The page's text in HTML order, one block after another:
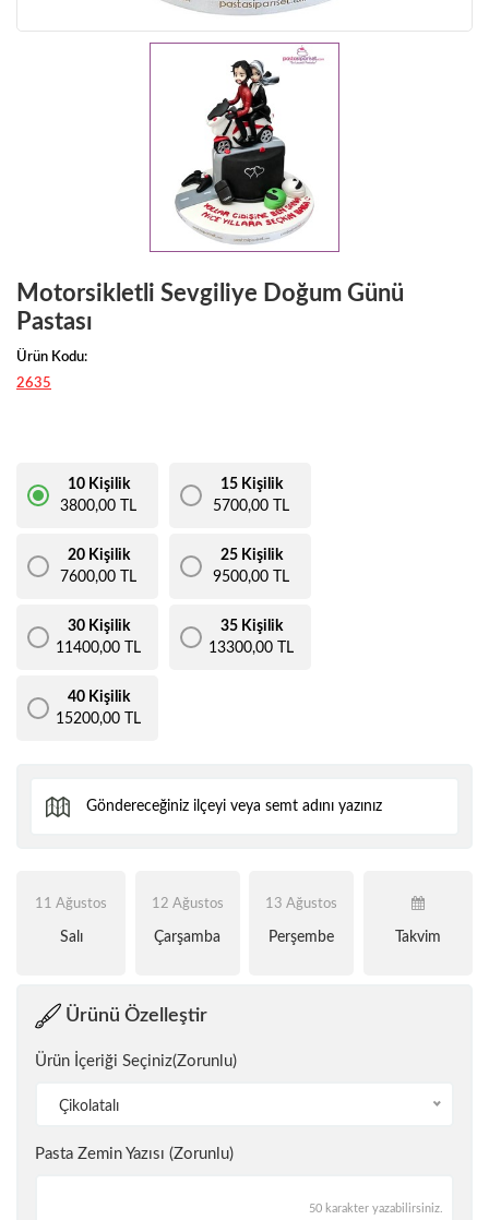
Motorsikletli Sevgiliye Doğum Günü
Pastası
Ürün Kodu:
2635
10 Kişilik
3800,00 TL
15 Kişilik
5700,00 TL
20 Kişilik
7600,00 TL
25 Kişilik
9500,00 TL
30 Kişilik
11400,00 TL
35 Kişilik
13300,00 TL
40 Kişilik
15200,00 TL
11 Ağustos
Salı
12 Ağustos
Çarşamba
13 Ağustos
Perşembe Takvim
Ürünü Özelleştir
Ürün İçeriği Seçiniz(Zorunlu)
Çikolatalı
Pasta Zemin Yazısı (Zorunlu)
50 karakter yazabilirsiniz.